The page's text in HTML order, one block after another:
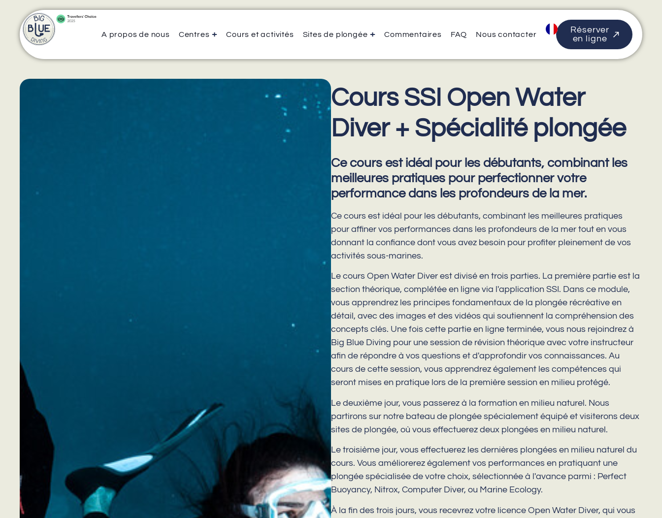
A propos de nous Centres Cours et activités Sites de plongée Commentaires FAQ Nous contacter
Réserver
en ligne
Cours SSI Open Water
Diver + Spécialité plongée
Ce cours est idéal pour les débutants, combinant les
meilleures pratiques pour perfectionner votre
performance dans les profondeurs de la mer.
Ce cours est idéal pour les débutants, combinant les meilleures pratiques
pour affiner vos performances dans les profondeurs de la mer tout en vous
donnant la confiance dont vous avez besoin pour profiter pleinement de vos
activités sous-marines.
Le cours Open Water Diver est divisé en trois parties. La première partie est la
section théorique, complétée en ligne via l'application SSI. Dans ce module,
vous apprendrez les principes fondamentaux de la plongée récréative en
détail, avec des images et des vidéos qui soutiennent la compréhension des
concepts clés. Une fois cette partie en ligne terminée, vous nous rejoindrez à
Big Blue Diving pour une session de révision théorique avec votre instructeur
afin de répondre à vos questions et d'approfondir vos connaissances. Au
cours de cette session, vous apprendrez également les compétences qui
seront mises en pratique lors de la première session en milieu protégé.
Le deuxième jour, vous passerez à la formation en milieu naturel. Nous
partirons sur notre bateau de plongée spécialement équipé et visiterons deux
sites de plongée, où vous effectuerez deux plongées en milieu naturel.
Le troisième jour, vous effectuerez les dernières plongées en milieu naturel du
cours. Vous améliorerez également vos performances en pratiquant une
plongée spécialisée de votre choix, sélectionnée à l'avance parmi : Perfect
Buoyancy, Nitrox, Computer Diver, ou Marine Ecology.
À la fin des trois jours, vous recevrez votre licence Open Water Diver, qui vous